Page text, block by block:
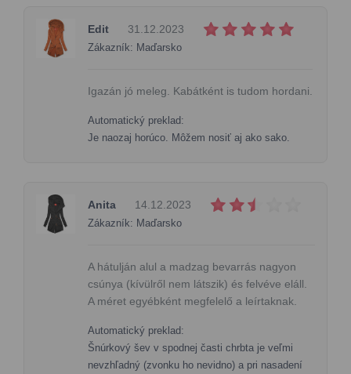
Edit 31.12.2023
Zákazník: Maďarsko
Igazán jó meleg. Kabátként is tudom hordani.
Automatický preklad:
Je naozaj horúco. Môžem nosiť aj ako sako.
Anita 14.12.2023
Zákazník: Maďarsko
A hátulján alul a madzag bevarrás nagyon
csúnya (kívülről nem látszik) és felvéve eláll.
A méret egyébként megfelelő a leírtaknak.
Automatický preklad:
Šnúrkový šev v spodnej časti chrbta je veľmi
nevzhľadný (zvonku ho nevidno) a pri nasadení